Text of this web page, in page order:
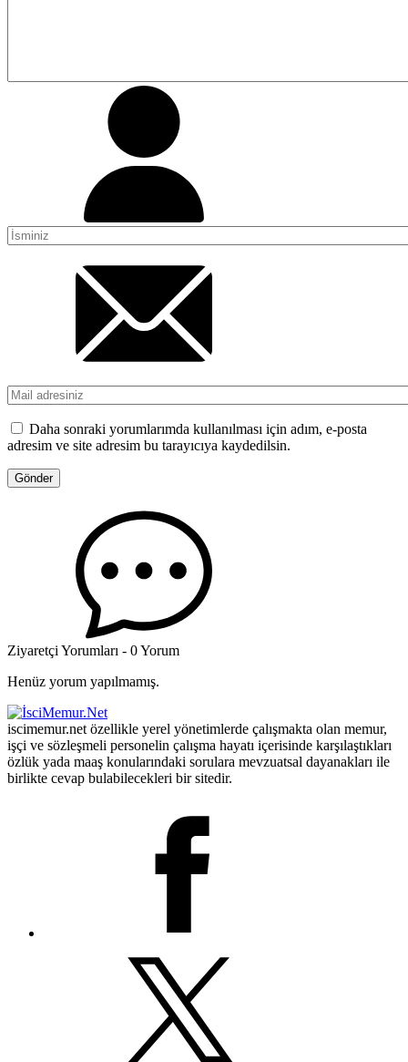
Daha sonraki yorumlarımda kullanılması için adım, e-posta
adresim ve site adresim bu tarayıcıya kaydedilsin.
Ziyaretçi Yorumları - 0 Yorum
Henüz yorum yapılmamış.
iscimemur.net özellikle yerel yönetimlerde çalışmakta olan memur,
işçi ve sözleşmeli personelin çalışma hayatı içerisinde karşılaştıkları
özlük yada maaş konularındaki sorulara mevzuatsal dayanakları ile
birlikte cevap bulabilecekleri bir sitedir.